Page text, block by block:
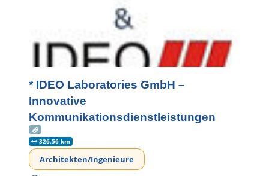
* IDEO Laboratories GmbH –
Innovative
Kommunikationsdienstleistungen
326.56 km
Architekten/Ingenieure